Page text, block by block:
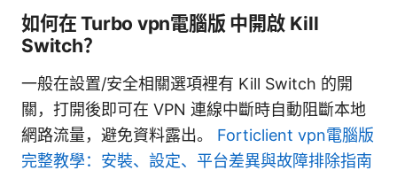
如何在 Turbo vpn電腦版 中開啟 Kill
Switch？
一般在設置/安全相關選項裡有 Kill Switch 的開
關，打開後即可在 VPN 連線中斷時自動阻斷本地
網路流量，避免資料露出。 Forticlient vpn電腦版
完整教學：安裝、設定、平台差異與故障排除指南